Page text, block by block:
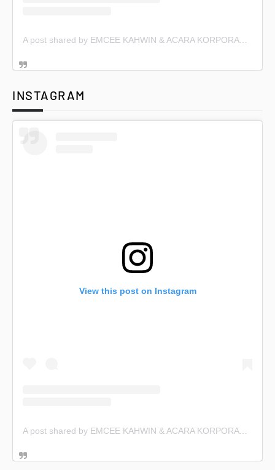
A post shared by EMCEE KAHWIN & ACARA KORPORAT (@emceekahwin)
INSTAGRAM
View this post on Instagram
A post shared by EMCEE KAHWIN & ACARA KORPORAT (@emceekahwin)